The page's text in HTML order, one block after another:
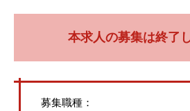
本求人の募集は終了
募集職種：